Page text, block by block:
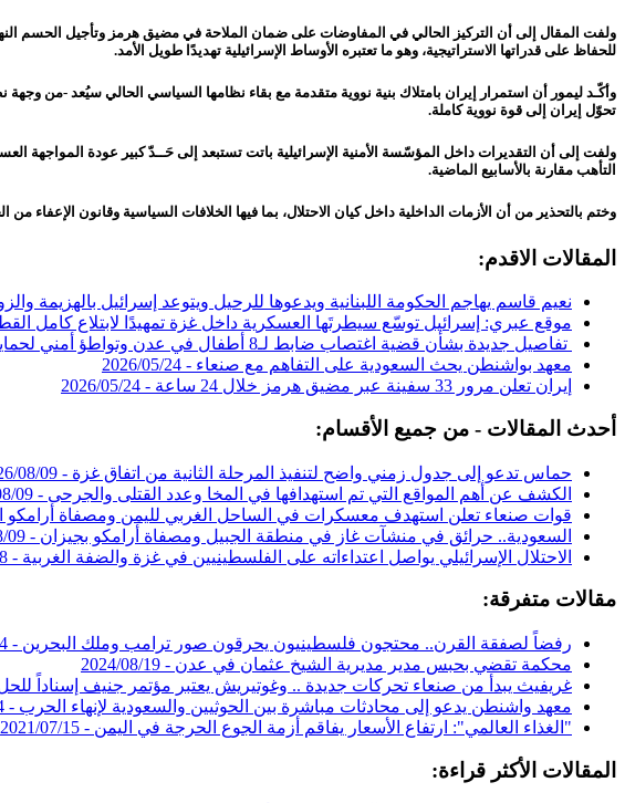
ولفت المقال إلى أن التركيز الحالي في المفاوضات على ضمان الملاحة في مضيق هرمز وتأجيل الحسم
للحفاظ على قدراتها الاستراتيجية، وهو ما تعتبره الأوساط الإسرائيلية تهديدًا طويل الأمد.
وأكّـد ليمور أن استمرار إيران بامتلاك بنية نووية متقدمة مع بقاء نظامها السياسي الحالي سيُعد -من وجهة
تحوّل إيران إلى قوة نووية كاملة.
ولفت إلى أن التقديرات داخل المؤسّسة الأمنية الإسرائيلية باتتتستبعد إلى حَــدّ كبير عودة المواجهة
التأهب مقارنة بالأسابيع الماضية.
وختم بالتحذير من أن الأزمات الداخلية داخل كيان الاحتلال، بما فيها الخلافات السياسية وقانون الإعفاء
المقالات الاقدم:
نعيم قاسم يهاجم الحكومة اللبنانية ويدعوها للرحيل ويتوعد إسرائيل بالهزيمة
موقع عبري: إسرائيل توسّع سيطرتَها العسكرية داخل غزة تمهيدًا لابتلاع كامل
تفاصيل جديدة بشأن قضية اغتصاب ضابط لـ8 أطفال في عدن وتواطؤ أمني لحمايته -
معهد بواشنطن يحث السعودية على التفاهم مع صنعاء - 2026/05/24
إيران تعلن مرور 33 سفينة عبر مضيق هرمز خلال 24 ساعة -
2026/05/24
أحدث المقالات - من جميع الأقسام:
حماس تدعو إلى جدول زمني واضح لتنفيذ المرحلة الثانية من اتفاق غزة - 08/09
الكشف عن أهم المواقع التي تم استهدافها في المخا وعدد القتلى والجرحى - 09
قوات صنعاء تعلن استهدف معسكرات في الساحل الغربي لليمن ومصفاة أرامكو
السعودية.. حرائق في منشآت غاز في منطقة الجبيل ومصفاة أرامكو بجيزان - 09
الاحتلال الإسرائيلي يواصل اعتداءاته على الفلسطينيين في غزة والضفة الغربية -
مقالات متفرقة:
رفضاً لصفقة القرن.. محتجون فلسطينيون يحرقون صور ترامب وملك البحرين -
محكمة تقضي بحبس مدير مديرية الشيخ عثمان في عدن - 2024/08/19
غريفيث يبدأ من صنعاء تحركات جديدة .. وغوتيريش يعتبر مؤتمر جنيف إسناداً
معهد واشنطن يدعو إلى محادثات مباشرة بين الحوثيين والسعودية لإنهاء الحرب -
"الغذاء العالمي": ارتفاع الأسعار يفاقم أزمة الجوع الحرجة في اليمن - 2021/07/15
المقالات الأكثر قراءة: